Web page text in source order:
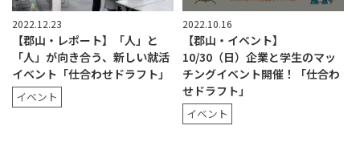
2022.12.23
【郡山・レポート】「人」と
「人」が向き合う、新しい就活
イベント「仕合わせドラフト」
イベント
2022.10.16
【郡山・イベント】
10/30（日）企業と学生のマッ
チングイベント開催！「仕合わ
せドラフト」
イベント